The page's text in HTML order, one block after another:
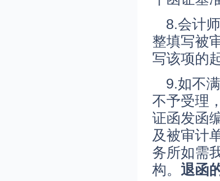
8.会计
整填写被
写该项的
9.如不
不予受理
证函发函
及被审计
务所如需
构。 退函